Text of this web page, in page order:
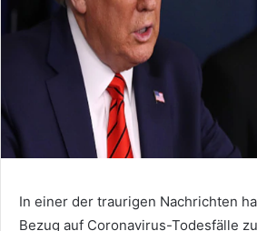
In einer der traurigen Nachrichten
Bezug auf Coronavirus-Todesfälle